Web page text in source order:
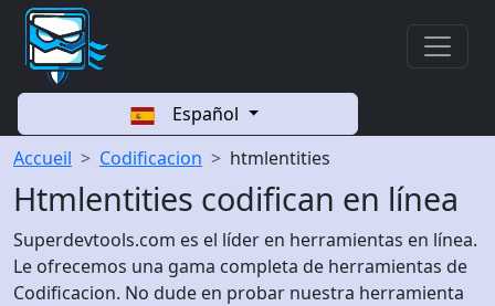
Español
Accueil
Codificacion htmlentities
Htmlentities codifican en línea
Superdevtools.com es el líder en herramientas en línea.
Le ofrecemos una gama completa de herramientas de
Codificacion. No dude en probar nuestra herramienta